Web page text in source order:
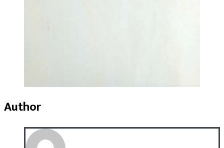
Author